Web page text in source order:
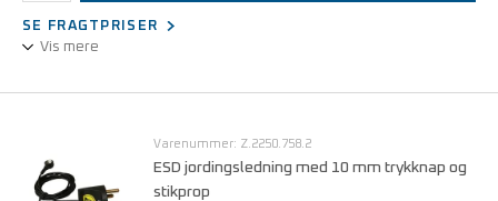
SE FRAGTPRISER
Vis mere
Varenummer: Z.2250.758.2
ESD jordingsledning med 10 mm trykknap og
stikprop